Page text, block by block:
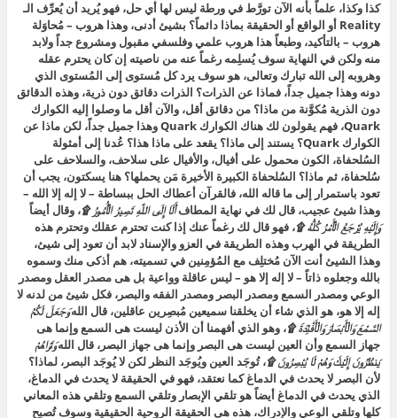
كذا وكذا، علماً بأنه الآن تورَّط في ورطة ليس لها أي حل، فهو يُريد أن يُعرِّف الـ
Reality أو الواقع أو الحقيقة بماذا دائماً؟ بشيئ أدنى، وهذا هروب – مُحاوَلة
هروب – بالتأكيد، وطبعاً هذا هروب علمي وفلسفي مقبول ومشروع جداً ولابد
منه ولكن في النهاية سوف يُسلِمه رغماً عنه من ناصيته إن كان يحترم عقله
وهروبه إلى الله تبارك وتعالى، هو سوف يرد كل مُستوى إلى المُستوى الذي
دونه وهذا جميل جداً، فماذا عن الذرات؟ الذرات دقائق دون ذرية، وهذه الدقائق
دون الذرية مُكوَّنة من ماذا؟ من دقائق أقل، والآن أقل ما وصلوا إليه الكوارك
Quark، فهم يقولون لك هناك الكوارك Quark وهذا جميل جداً، لكن ماذا عن
الكوارك Quark؟ يستند إلى ماذا؟ يقعد على ماذا هذا؟ عُدنا إلى أمثولة
السُلحفاة، الكون محمول على أفيال، والأفيال على سلاحف، والسلاحف على
سُلحفاة، ثم ماذا؟ السُلحفاة الكبيرة الأخيرة مَن يحملها؟ هنا يسكتون، يجب أن
تعود باستمرار إلى ما قاله الله، فالقرآن أعطاك الحل ببساطة – لا إله إلا الله –
وهذا شيئ عجيب، قال لك في نهاية المطافأَلَا إِلَى اللَّهِ تَصِيرُ الْأُمُورُ ۩، وقال أيضاً
وَإِلَيْهِ يُرْجَعُ الْأَمْرُ كُلُّهُ ۩، فهو قال لك رغماً عنك إذا كنت تحترم عقلك وتحترم هذه
الطريقة في الهرب وهذه الطريقة في العزو والإسناد لابد أن تعود إلى شيئ،
وهذا الشيئ أنت الآن مُختلِف مع المُؤمِنين في تسميته، هم أذكى منك وسموه
بالله وجعلوه ذاتاً – لا إله إلا هو – ليس عاقلة وواعية بل هى مصدر العقل ومصدر
الوعي ومصدر السمع ومصدر البصر ومصدر الفقه والبصر، فكل شيئ من لدنه لا
إله إلا هو، هو الذي شاء أن يخلقنا سميعين مُبصِرين عاقلين، قال اللهوَجَعَلَ لَكُمُ
السَّمْعَ وَالْأَبْصَارَ وَالْأَفْئِدَةَ ۩، وهو الذي أفهمنا أن الأذن ليست هى السمع وإنما هى
جهاز السمع وأن العين ليست هى البصر وإنما هى جهاز البصر، قال اللهوَتَرَاهُمْ
يَنظُرُونَ إِلَيْكَ وَهُمْ لَا يُبْصِرُونَ ۩، تُوجَد العين ويُوجَد النظر لكن لا يُوجَد البصر، لماذا؟
لأن البصر لا يحدث في الدماغ كما نعتقد، فهو في الحقيقة لا يحدث في الدماغ،
الذي يحدث في الدماغ أيضاً هو تلقي الإبصار وتلقي السمع وتلقي هذه المعاني
كلها وتلقي الوعي والإدراك، هذه هى الحقيقة الروحية الحقيقية وسوف تُصبِح